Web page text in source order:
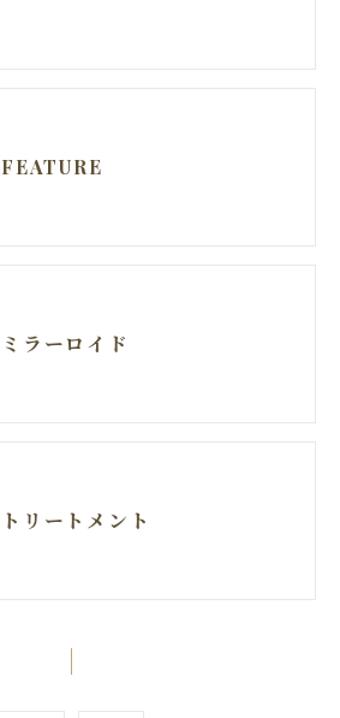
FEATURE
ミラーロイド
トリートメント